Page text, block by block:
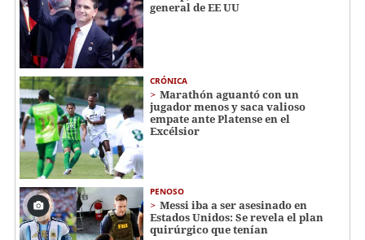
general de EE UU
CRÓNICA
Marathón aguantó con un
jugador menos y saca valioso
empate ante Platense en el
Excélsior
PENOSO
Messi iba a ser asesinado en
Estados Unidos: Se revela el plan
quirúrgico que tenían